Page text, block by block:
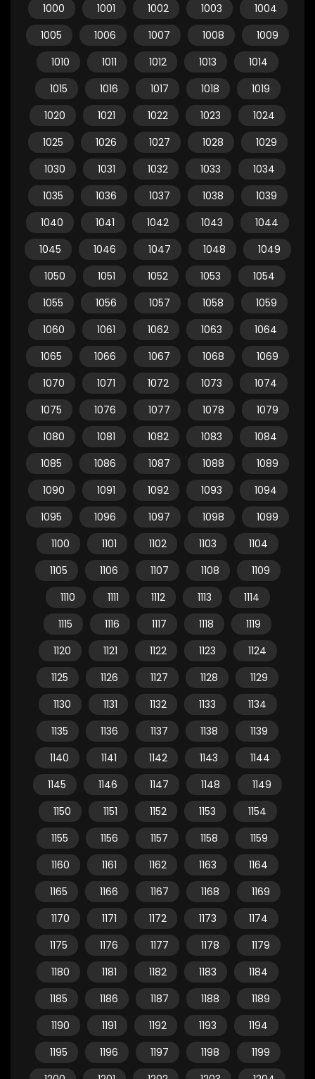
1000
1001 1002 1003
1004
1005
1006 1007 1008
1009
1010
1011 1012 1013
1014
1015
1016 1017 1018
1019
1020
1021 1022 1023
1024
1025
1026 1027 1028
1029
1030
1031 1032 1033
1034
1035
1036 1037 1038
1039
1040
1041 1042 1043
1044
1045
1046 1047 1048
1049
1050
1051 1052 1053
1054
1055
1056 1057 1058
1059
1060
1061 1062 1063
1064
1065
1066 1067 1068
1069
1070
1071 1072 1073
1074
1075
1076 1077 1078
1079
1080
1081 1082 1083
1084
1085
1086 1087 1088
1089
1090
1091 1092 1093
1094
1095
1096 1097 1098
1099
1100
1101 1102 1103
1104
1105
1106 1107 1108
1109
1110
1111 1112 1113
1114
1115
1116 1117 1118
1119
1120
1121 1122 1123
1124
1125
1126 1127 1128
1129
1130
1131 1132 1133
1134
1135
1136 1137 1138
1139
1140
1141 1142 1143
1144
1145
1146 1147 1148
1149
1150
1151 1152 1153
1154
1155
1156 1157 1158
1159
1160
1161 1162 1163
1164
1165
1166 1167 1168
1169
1170
1171 1172 1173
1174
1175
1176 1177 1178
1179
1180
1181 1182 1183
1184
1185
1186 1187 1188
1189
1190
1191 1192 1193
1194
1195
1196 1197 1198
1199